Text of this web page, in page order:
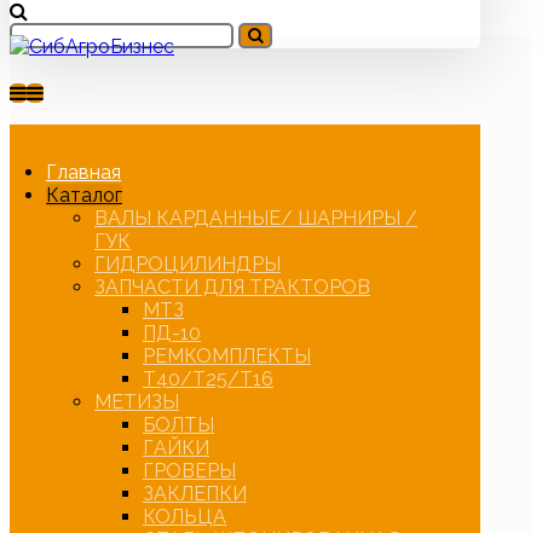
Главная
Каталог
ВАЛЫ КАРДАННЫЕ/ ШАРНИРЫ /
ГУК
ГИДРОЦИЛИНДРЫ
ЗАПЧАСТИ ДЛЯ ТРАКТОРОВ
МТЗ
ПД-10
РЕМКОМПЛЕКТЫ
Т40/Т25/Т16
МЕТИЗЫ
БОЛТЫ
ГАЙКИ
ГРОВЕРЫ
ЗАКЛЕПКИ
КОЛЬЦА